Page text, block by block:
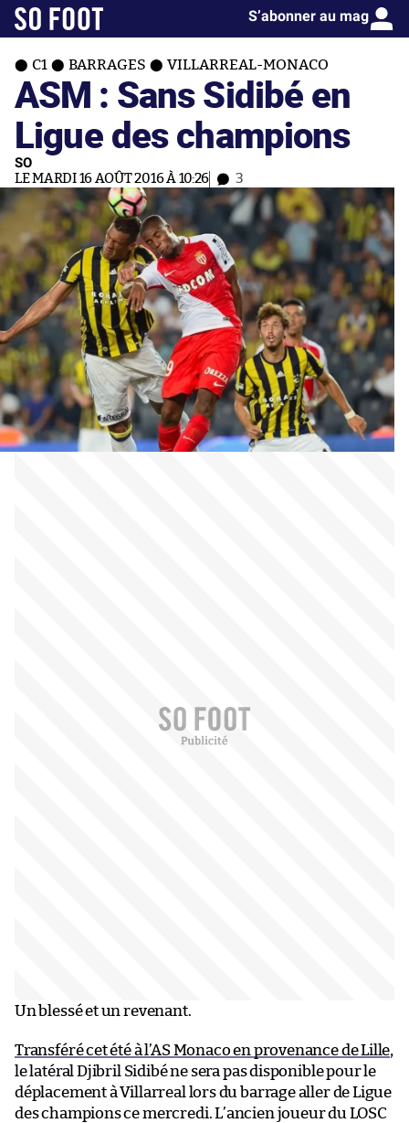
S’abonner au mag
C1 BARRAGES VILLARREAL-MONACO
ASM : Sans Sidibé en
Ligue des champions
SO
LE MARDI 16 AOÛT 2016 À 10:26 3
Un blessé et un revenant.
Transféré cet été à l’AS Monaco en provenance de Lille,
le latéral Djibril Sidibé ne sera pas disponible pour le
déplacement à Villarreal lors du barrage aller de Ligue
des champions ce mercredi. L’ancien joueur du LOSC